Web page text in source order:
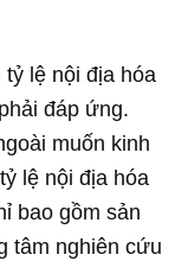
lệ nội địa hóa
đáp ứng.
muốn kinh
lệ nội địa hóa
bao gồm sản
tâm nghiên cứu